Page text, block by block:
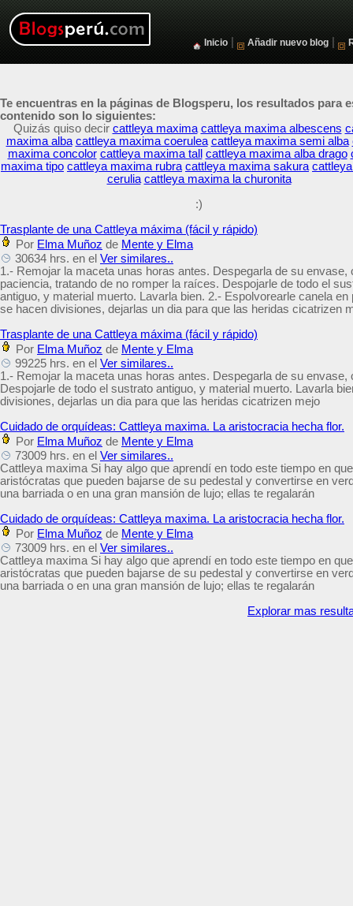
Inicio Añadir nuevo blog
Te encuentras en la páginas de Blogsperu, los resultados para
contenido son lo siguientes:
Quizás quiso decir cattleya maxima cattleya maxima albescens
maxima alba cattleya maxima coerulea cattleya maxima semi alba
maxima concolor cattleya maxima tall cattleya maxima alba drago
maxima tipo cattleya maxima rubra cattleya maxima sakura
cerulia cattleya maxima la churonita
:)
Trasplante de una Cattleya máxima (fácil y rápido)
Por Elma Muñoz de Mente y Elma
30634 hrs. en el Ver similares..
1.- Remojar la maceta unas horas antes. Despegarla de su envase,
paciencia, tratando de no romper la raíces. Despojarle de todo el
antiguo, y material muerto. Lavarla bien. 2.- Espolvorearle canela en
se hacen divisiones, dejarlas un dia para que las heridas cicatrizen
Trasplante de una Cattleya máxima (fácil y rápido)
Por Elma Muñoz de Mente y Elma
99225 hrs. en el Ver similares..
1.- Remojar la maceta unas horas antes. Despegarla de su
Despojarle de todo el sustrato antiguo, y material muerto. Lavarla
divisiones, dejarlas un dia para que las heridas cicatrizen mejo
Cuidado de orquídeas: Cattleya maxima. La aristocracia hecha flor.
Por Elma Muñoz de Mente y Elma
73009 hrs. en el Ver similares..
Cattleya maxima Si hay algo que aprendí en todo este tiempo en
aristócratas que pueden bajarse de su pedestal y convertirse en
una barriada o en una gran mansión de lujo; ellas te regalarán
Cuidado de orquídeas: Cattleya maxima. La aristocracia hecha flor.
Por Elma Muñoz de Mente y Elma
73009 hrs. en el Ver similares..
Cattleya maxima Si hay algo que aprendí en todo este tiempo en
aristócratas que pueden bajarse de su pedestal y convertirse en
una barriada o en una gran mansión de lujo; ellas te regalarán
Explorar mas